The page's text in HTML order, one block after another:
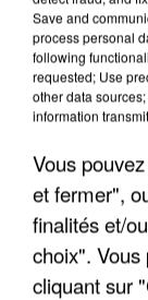
APRÈS
DE FAUNE
Save and
process personal
following
requested; Use
other data
information
Vous
et fermer",
finalités et/
choix". Vous
cliquant sur